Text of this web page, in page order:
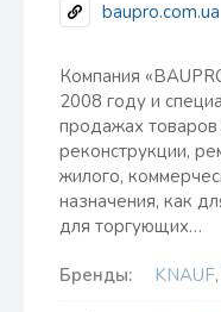
baupro.com.ua
Компания
2008 году и
продажах товаров
реконструкции,
жилого,
назначения, как
для торгующих…
Бренды: KNAUF,